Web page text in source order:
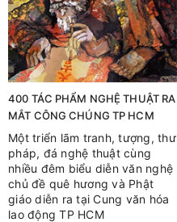
400 TÁC PHẨM NGHỆ THUẬT RA
MẮT CÔNG CHÚNG TP HCM
Một triển lãm tranh, tượng, thư
pháp, đá nghệ thuật cùng
nhiều đêm biểu diễn văn nghệ
chủ đề quê hương và Phật
giáo diễn ra tại Cung văn hóa
lao động TP HCM